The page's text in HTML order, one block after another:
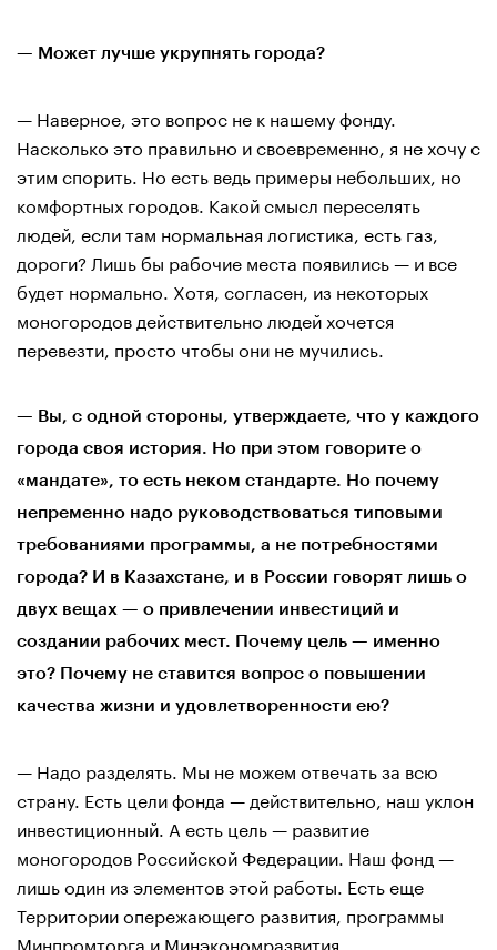
— Может лучше укрупнять города?
— Наверное, это вопрос не к нашему фонду.
Насколько это правильно и своевременно, я не хочу с
этим спорить. Но есть ведь примеры небольших, но
комфортных городов. Какой смысл переселять
людей, если там нормальная логистика, есть газ,
дороги? Лишь бы рабочие места появились — и все
будет нормально. Хотя, согласен, из некоторых
моногородов действительно людей хочется
перевезти, просто чтобы они не мучились.
— Вы, с одной стороны, утверждаете, что у каждого
города своя история. Но при этом говорите о
«мандате», то есть неком стандарте. Но почему
непременно надо руководствоваться типовыми
требованиями программы, а не потребностями
города? И в Казахстане, и в России говорят лишь о
двух вещах — о привлечении инвестиций и
создании рабочих мест. Почему цель — именно
это? Почему не ставится вопрос о повышении
качества жизни и удовлетворенности ею?
— Надо разделять. Мы не можем отвечать за всю
страну. Есть цели фонда — действительно, наш уклон
инвестиционный. А есть цель — развитие
моногородов Российской Федерации. Наш фонд —
лишь один из элементов этой работы. Есть еще
Территории опережающего развития, программы
Минпромторга и Минэкономразвития.